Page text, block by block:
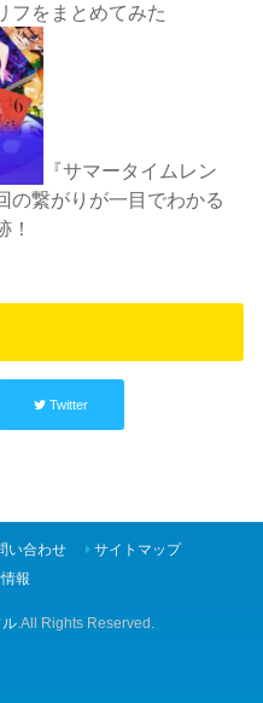
フをまとめてみた
『サマータイムレン
の繋がりが一目でわかる
！
Twitter
い合わせ
サイトマップ
報
ル.All Rights Reserved.